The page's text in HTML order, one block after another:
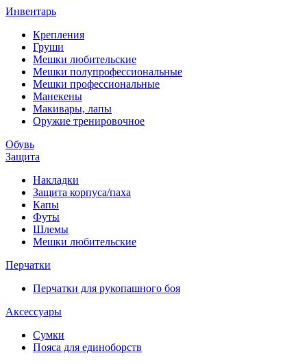
Инвентарь
Крепления
Груши
Мешки любительские
Мешки полупрофессиональные
Мешки профессиональные
Манекены
Макивары, лапы
Оружие тренировочное
Обувь
Защита
Накладки
Защита корпуса/паха
Капы
Футы
Шлемы
Мешки любительские
Перчатки
Перчатки для рукопашного боя
Аксессуары
Сумки
Пояса для единоборств